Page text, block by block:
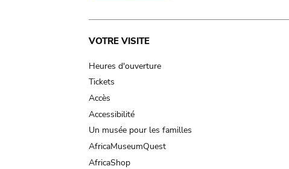
Main
navigation
VOTRE VISITE
Heures d'ouverture
Tickets
Accès
Accessibilité
Un musée pour les familles
AfricaMuseumQuest
AfricaShop